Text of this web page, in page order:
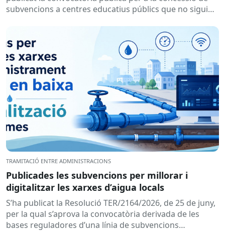
inserció, durant el curs 2026-2027
subvencions a centres educatius públics que no siguin
TRAMITACIÓ ENTRE ADMINISTRACIONS
Publicades les subvencions per millorar i
digitalitzar les xarxes d’aigua locals
S’ha publicat la Resolució TER/2164/2026, de 25 de juny,
per la qual s’aprova la convocatòria derivada de les
bases reguladores d’una línia de subvencions